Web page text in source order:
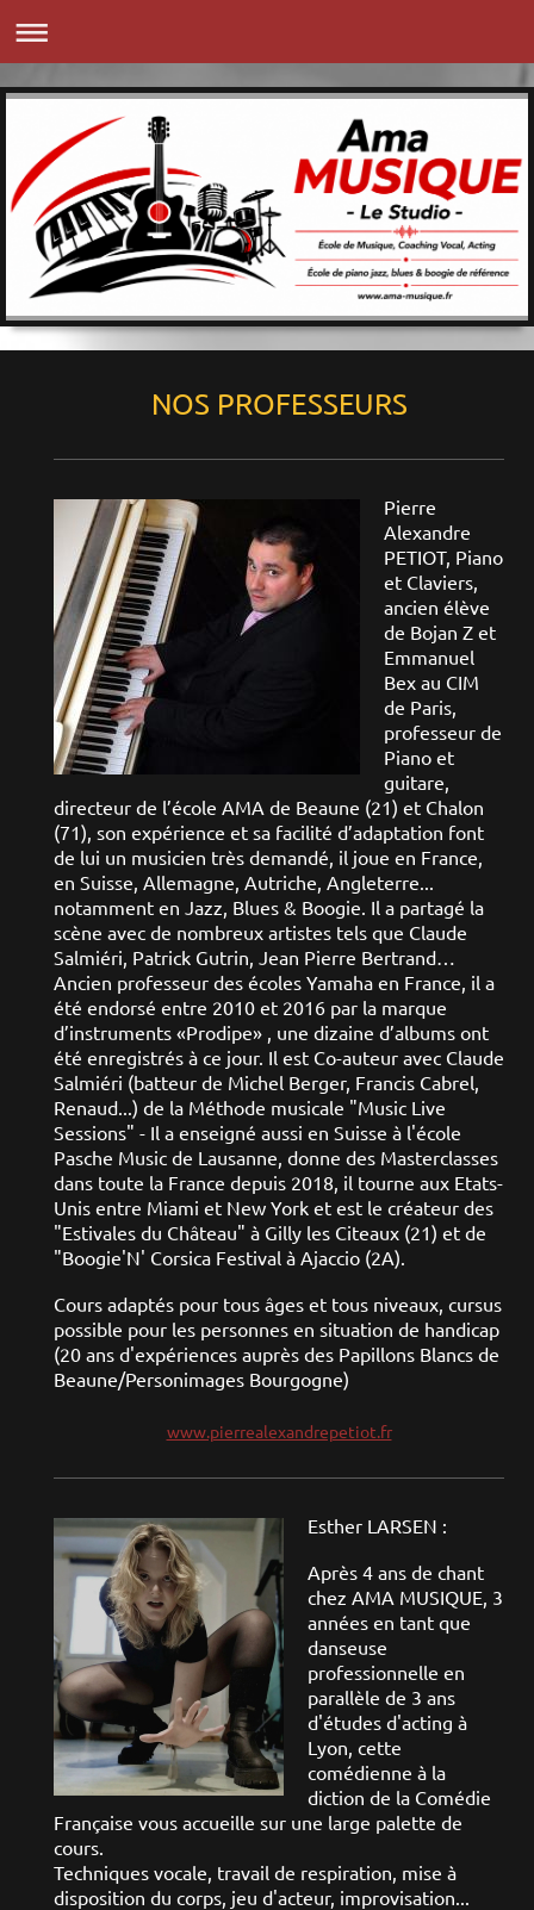
NOS PROFESSEURS
Pierre
Alexandre
PETIOT, Piano
et Claviers,
ancien élève
de Bojan Z et
Emmanuel
Bex au CIM
de Paris,
professeur de
Piano et
guitare,
directeur de l’école AMA de Beaune (21) et Chalon
(71), son expérience et sa facilité d’adaptation font
de lui un musicien très demandé, il joue en France,
en Suisse, Allemagne, Autriche, Angleterre...
notamment en Jazz, Blues & Boogie. Il a partagé la
scène avec de nombreux artistes tels que Claude
Salmiéri, Patrick Gutrin, Jean Pierre Bertrand…
Ancien professeur des écoles Yamaha en France, il a
été endorsé entre 2010 et 2016 par la marque
d’instruments «Prodipe» , une dizaine d’albums ont
été enregistrés à ce jour. Il est Co-auteur avec Claude
Salmiéri (batteur de Michel Berger, Francis Cabrel,
Renaud...) de la Méthode musicale "Music Live
Sessions" - Il a enseigné aussi en Suisse à l'école
Pasche Music de Lausanne, donne des Masterclasses
dans toute la France depuis 2018, il tourne aux Etats-
Unis entre Miami et New York et est le créateur des
"Estivales du Château" à Gilly les Citeaux (21) et de
"Boogie'N' Corsica Festival à Ajaccio (2A).
Cours adaptés pour tous âges et tous niveaux, cursus
possible pour les personnes en situation de handicap
(20 ans d'expériences auprès des Papillons Blancs de
Beaune/Personimages Bourgogne)
www.pierrealexandrepetiot.fr
Esther LARSEN :
Après 4 ans de chant
chez AMA MUSIQUE, 3
années en tant que
danseuse
professionnelle en
parallèle de 3 ans
d'études d'acting à
Lyon, cette
comédienne à la
diction de la Comédie
Française vous accueille sur une large palette de
cours.
Techniques vocale, travail de respiration, mise à
disposition du corps, jeu d'acteur, improvisation...